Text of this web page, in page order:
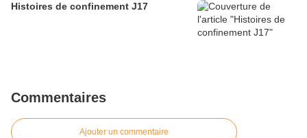
Histoires de confinement J17
Commentaires
Ajouter un commentaire